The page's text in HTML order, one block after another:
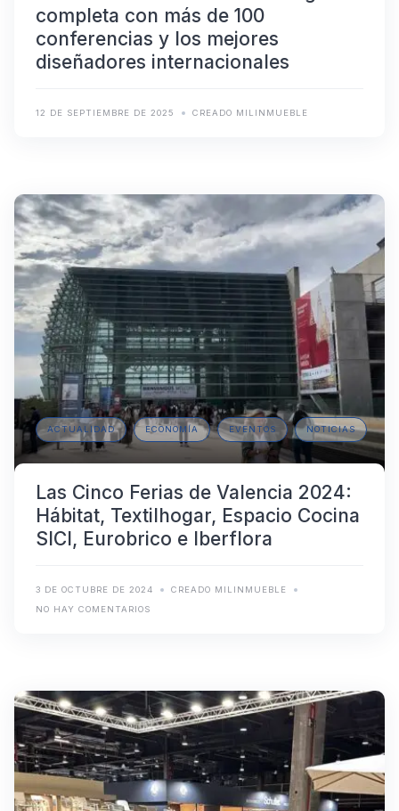
completa con más de 100
conferencias y los mejores
diseñadores internacionales
12 DE SEPTIEMBRE DE 2025 CREADO MILINMUEBLE
ACTUALIDAD ECONOMÍA EVENTOS NOTICIAS
Las Cinco Ferias de Valencia 2024:
Hábitat, Textilhogar, Espacio Cocina
SICI, Eurobrico e Iberflora
3 DE OCTUBRE DE 2024
CREADO MILINMUEBLE
NO HAY COMENTARIOS